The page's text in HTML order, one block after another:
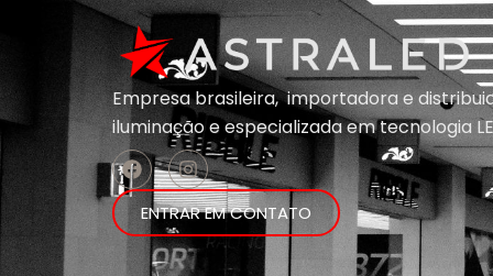
Empresa brasileira, importadora e
iluminação eespecializada emtecnologia
ENTRAR EM CONTATO